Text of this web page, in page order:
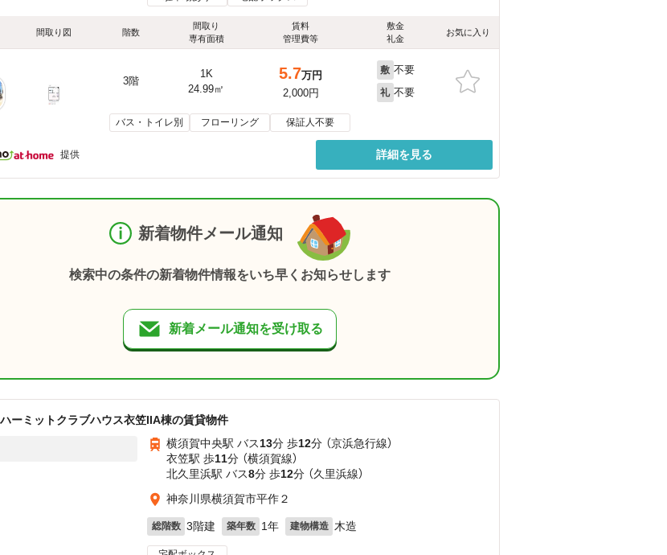
間取り図 階数
間取り
専有面積
賃料
管理費等
敷金
礼金
お気に入り
3階
1K
24.99㎡
5.7万円
2,000円
敷 不要
礼 不要
バス・トイレ別 フローリング 保証人不要
提供 詳細を見る
新着物件メール通知
検索中の条件の新着物件情報をいち早くお知らせします
新着メール通知を受け取る
ハーミットクラブハウス衣笠IIA棟の賃貸物件
横須賀中央駅 バス13分 歩12分 （京浜急行線）
衣笠駅 歩11分 （横須賀線）
北久里浜駅 バス8分 歩12分 （久里浜線）
神奈川県横須賀市平作２
総階数 3階建 築年数 1年 建物構造 木造